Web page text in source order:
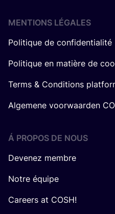
MENTIONS LÉGALES
Politique de confidentialité
Politique en matière de
Terms & Conditions
Algemene voorwaarden
Á PROPOS DE NOUS
Devenez membre
Notre équipe
Careers at COSH!